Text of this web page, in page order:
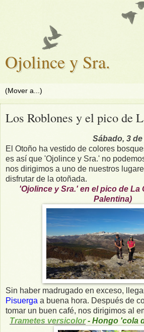
Ojolince y Sra.
Los Roblones y el pico de
Sábado, 3
El Otoño ha vestido de colores
es así que 'Ojolince y Sra.' no
nos dirigimos a uno de nuestros
disfrutar de la otoñada.
'Ojolince y Sra.' en el pico de La
Palentina)
Sin haber madrugado en exceso,
Pisuerga a buena hora. Después de
tomar un buen café, nos dirigimos al
Trametes versicolor- Hongo 'cola